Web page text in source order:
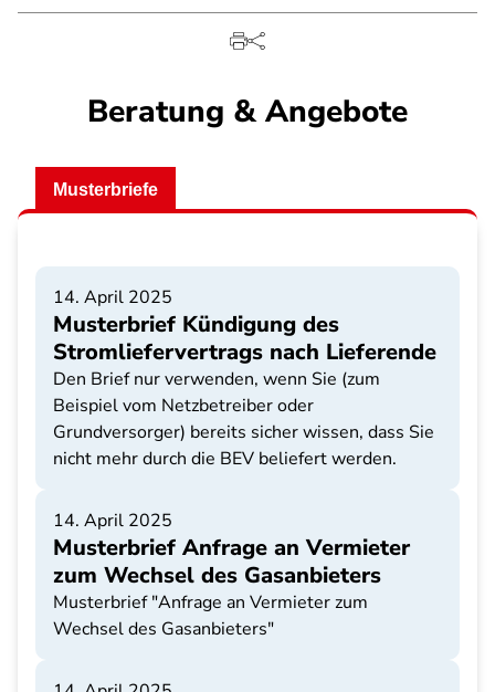
Beratung & Angebote
Musterbriefe
14. April 2025
Musterbrief Kündigung des
Stromliefervertrags nach Lieferende
Den Brief nur verwenden, wenn Sie (zum
Beispiel vom Netzbetreiber oder
Grundversorger) bereits sicher wissen, dass Sie
nicht mehr durch die BEV beliefert werden.
14. April 2025
Musterbrief Anfrage an Vermieter
zum Wechsel des Gasanbieters
Musterbrief "Anfrage an Vermieter zum
Wechsel des Gasanbieters"